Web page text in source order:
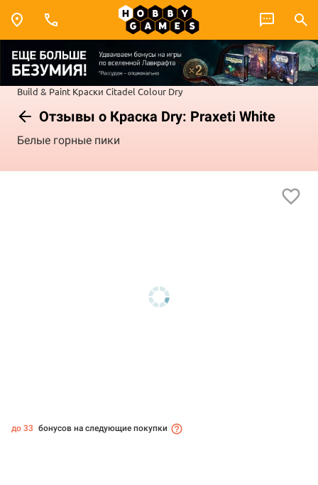
Build & Paint Краски Citadel Colour Dry
Отзывы о Краска Dry: Praxeti White
Белые горные пики
до 33 бонусов на следующие покупки